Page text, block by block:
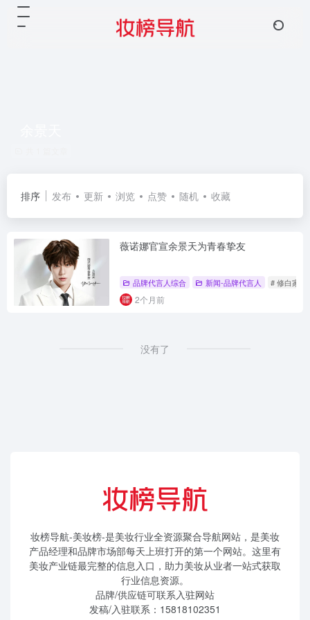
排序 发布 更新 浏览 点赞 随机 收藏
薇诺娜官宣余景天为青春挚友
品牌代言人综合 新闻-品牌代言人 # 修白家族
2个月前
没有了
妆榜导航-美妆榜-是美妆行业全资源聚合导航网站，是美妆
产品经理和品牌市场部每天上班打开的第一个网站。这里有
美妆产业链最完整的信息入口，助力美妆从业者一站式获取
行业信息资源。
品牌/供应链可联系入驻网站
发稿/入驻联系：15818102351